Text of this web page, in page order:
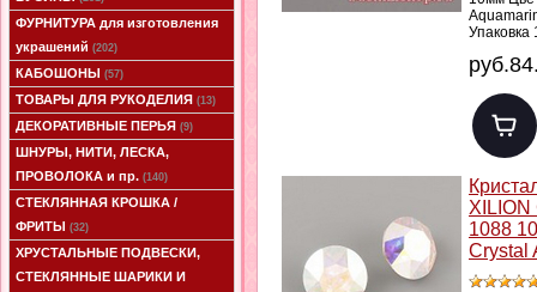
ФУРНИТУРА для изготовления
украшений (202)
КАБОШОНЫ (57)
ТОВАРЫ ДЛЯ РУКОДЕЛИЯ (13)
ДЕКОРАТИВНЫЕ ПЕРЬЯ (9)
ШНУРЫ, НИТИ, ЛЕСКА,
ПРОВОЛОКА и пр. (140)
СТЕКЛЯННАЯ КРОШКА /
ФРИТЫ (32)
ХРУСТАЛЬНЫЕ ПОДВЕСКИ,
СТЕКЛЯННЫЕ ШАРИКИ И
Упаковка
XILION
1088
Crystal